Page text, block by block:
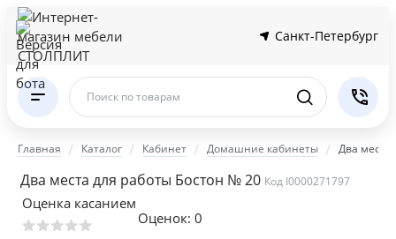
Санкт-Петербург
Поиск по товарам
Главная Каталог Кабинет Домашние кабинеты Два места
Два места для работы Бостон № 20 Код I0000271797
Оценка касанием
Оценок: 0